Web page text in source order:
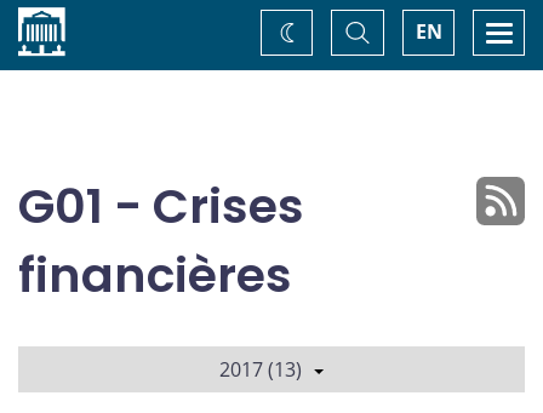
Accueil EN
Basculer
la
recherche
Changez
de
G01 - Crises
financières
2017 (13)